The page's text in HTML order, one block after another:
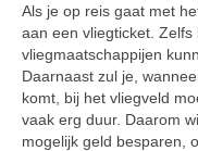
Als je op reis gaat met
aan een vliegticket. Zelfs
vliegmaatschappijen
Daarnaast zul je,
komt, bij het vliegveld
vaak erg duur. Daarom
mogelijk geld besparen,